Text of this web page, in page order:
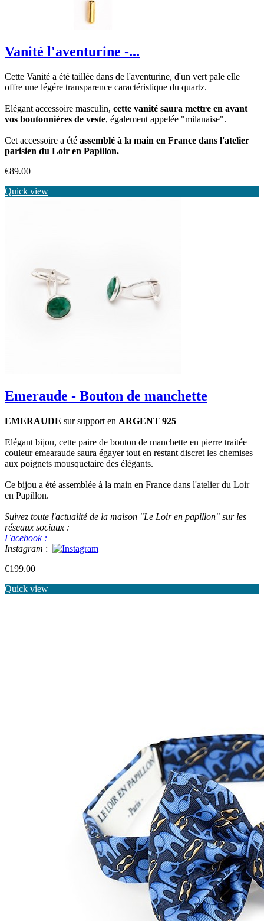
Vanité l'aventurine -...
Cette Vanité a été taillée dans de l'aventurine, d'un vert pale elle
offre une légére transparence caractéristique du quartz.
Elégant accessoire masculin, cette vanité saura mettre en avant
vos boutonnières de veste, également appelée "milanaise".
Cet accessoire a été assemblé à la main en France dans l'atelier
parisien du Loir en Papillon.
Price
€89.00
Quick view
Emeraude - Bouton de manchette
EMERAUDE sur support en ARGENT 925
Elégant bijou, cette paire de bouton de manchette en pierre traitée
couleur emearaude saura égayer tout en restant discret les chemises
aux poignets mousquetaire des élégants.
Ce bijou a été assemblée à la main en France dans l'atelier du Loir
en Papillon.
Suivez toute l'actualité de la maison "Le Loir en papillon" sur les
réseaux sociaux :
Facebook :
Instagram :
Price
€199.00
Quick view